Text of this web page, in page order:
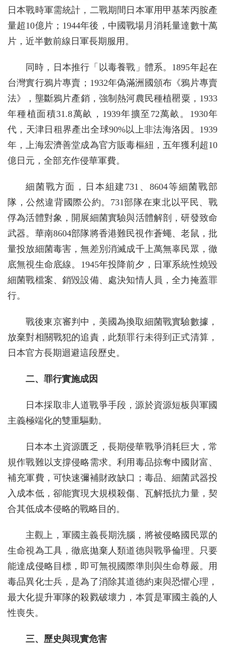
日本戰時軍需統計，二戰期間日本軍用甲基苯丙胺產
量超10億片；1944年後，中國戰場月消耗量達數十萬
片，近半數前線日軍長期服用。
同時，日本推行「以毒養戰」體系。1895年起在
台灣實行鴉片專賣；1932年偽滿洲國頒布《鴉片專賣
法》，壟斷鴉片產銷，強制熱河農民種植罌粟，1933
年種植面積31.8萬畝，1939年擴至72萬畝。1930年
代，天津日租界產出全球90%以上非法海洛因。1939
年，上海宏濟善堂成為官方販毒樞紐，五年獲利超10
億日元，全部充作侵華軍費。
細菌戰方面，日本組建731、8604等細菌戰部
隊，公然違背國際公約。731部隊在東北以平民、戰
俘為活體對象，開展細菌實驗與活體解剖，研發致命
武器。華南8604部隊將香港難民視作蒼蠅、老鼠，批
量投放細菌毒害，無差別消滅成千上萬無辜民眾，徹
底無視生命底線。1945年投降前夕，日軍系統性燒毀
細菌戰檔案、銷毀設備、處決知情人員，全力掩蓋罪
行。
戰後東京審判中，美國為換取細菌戰實驗數據，
放棄對相關戰犯的追責，此類罪行未得到正式清算，
日本官方長期迴避這段歷史。
二、罪行實施成因
日本採取非人道戰爭手段，源於資源短板與軍國
主義極端化的雙重驅動。
日本本土資源匱乏，長期侵華戰爭消耗巨大，常
規作戰難以支撐侵略需求。利用毒品掠奪中國財富、
補充軍費，可快速彌補財政缺口；毒品、細菌武器投
入成本低，卻能實現大規模殺傷、瓦解抵抗力量，契
合其低成本侵略的戰略目的。
主觀上，軍國主義長期洗腦，將被侵略國民眾的
生命視為工具，徹底拋棄人類道德與戰爭倫理。只要
能達成侵略目標，即可無視國際準則與生命尊嚴。用
毒品異化士兵，是為了消除其道德約束與恐懼心理，
最大化提升軍隊的殺戮破壞力，本質是軍國主義的人
性喪失。
三、歷史與現實危害